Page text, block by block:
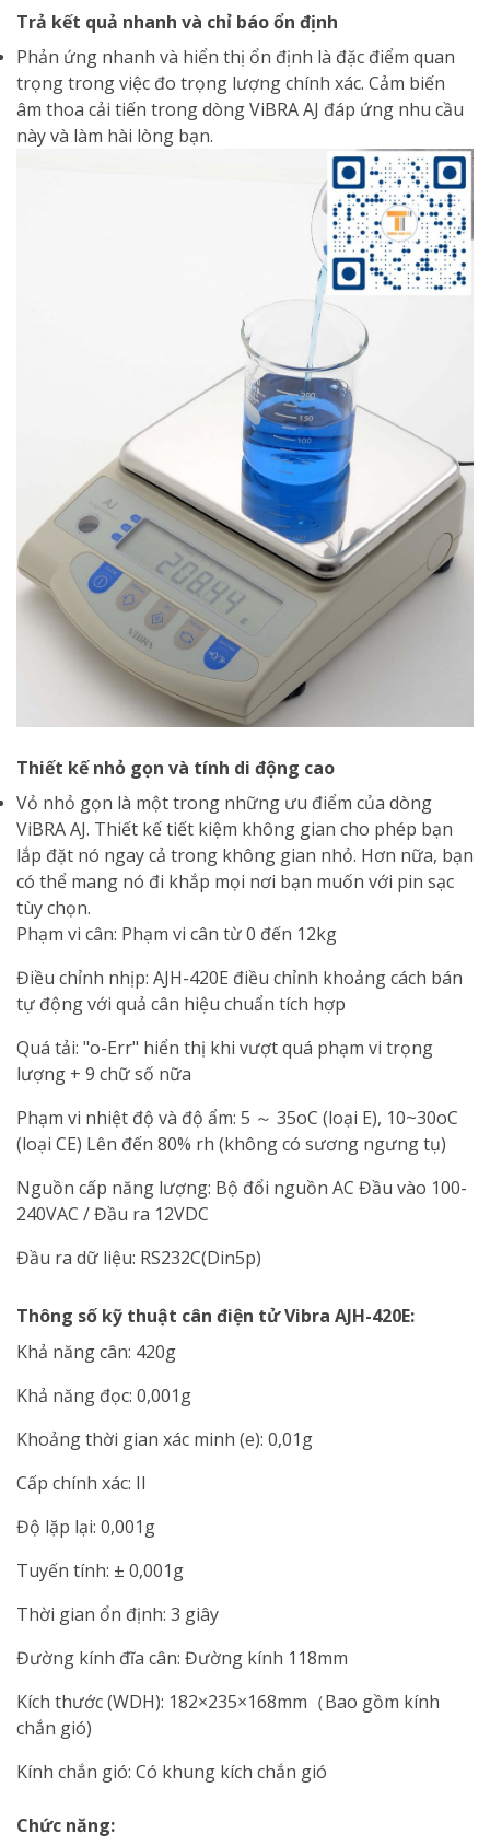
Trả kết quả nhanh và chỉ báo ổn định
Phản ứng nhanh và hiển thị ổn định là đặc điểm quan
trọng trong việc đo trọng lượng chính xác. Cảm biến
âm thoa cải tiến trong dòng ViBRA AJ đáp ứng nhu cầu
này và làm hài lòng bạn.
Thiết kế nhỏ gọn và tính di động cao
Vỏ nhỏ gọn là một trong những ưu điểm của dòng
ViBRA AJ. Thiết kế tiết kiệm không gian cho phép bạn
lắp đặt nó ngay cả trong không gian nhỏ. Hơn nữa, bạn
có thể mang nó đi khắp mọi nơi bạn muốn với pin sạc
tùy chọn.
Phạm vi cân: Phạm vi cân từ 0 đến 12kg
Điều chỉnh nhịp: AJH-420E điều chỉnh khoảng cách bán
tự động với quả cân hiệu chuẩn tích hợp
Quá tải: "o-Err" hiển thị khi vượt quá phạm vi trọng
lượng + 9 chữ số nữa
Phạm vi nhiệt độ và độ ẩm: 5 ～ 35oC (loại E), 10~30oC
(loại CE) Lên đến 80% rh (không có sương ngưng tụ)
Nguồn cấp năng lượng: Bộ đổi nguồn AC Đầu vào 100-
240VAC / Đầu ra 12VDC
Đầu ra dữ liệu: RS232C(Din5p)
Thông số kỹ thuật cân điện tử Vibra AJH-420E:
Khả năng cân: 420g
Khả năng đọc: 0,001g
Khoảng thời gian xác minh (e): 0,01g
Cấp chính xác: II
Độ lặp lại: 0,001g
Tuyến tính: ± 0,001g
Thời gian ổn định: 3 giây
Đường kính đĩa cân: Đường kính 118mm
Kích thước (WDH): 182×235×168mm（Bao gồm kính
chắn gió)
Kính chắn gió: Có khung kích chắn gió
Chức năng: